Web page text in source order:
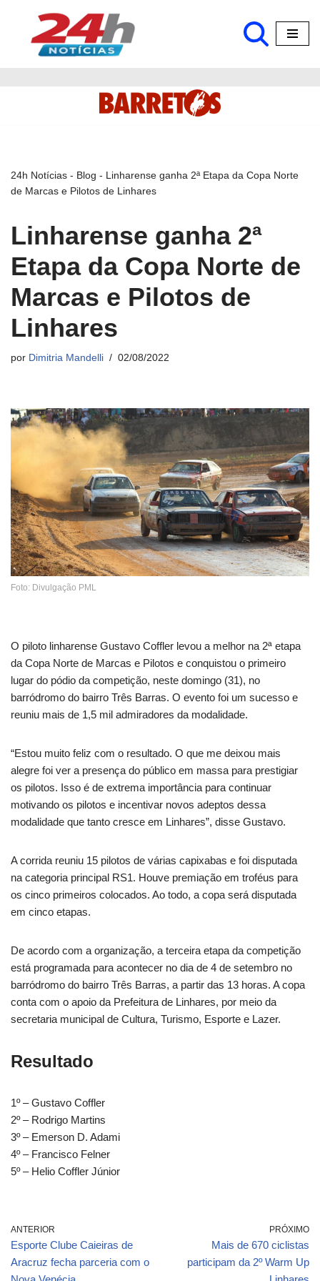
Pular
24h Notícias - Blog - Linharense ganha 2ª Etapa da Copa Norte
de Marcas e Pilotos de Linhares
Linharense ganha 2ª
Etapa da Copa Norte de
Marcas e Pilotos de
Linhares
por Dimitria Mandelli 02/08/2022
Foto: Divulgação PML
O piloto linharense Gustavo Coffler levou a melhor na 2ª etapa
da Copa Norte de Marcas e Pilotos e conquistou o primeiro
lugar do pódio da competição, neste domingo (31), no
barródromo do bairro Três Barras. O evento foi um sucesso e
reuniu mais de 1,5 mil admiradores da modalidade.
“Estou muito feliz com o resultado. O que me deixou mais
alegre foi ver a presença do público em massa para prestigiar
os pilotos. Isso é de extrema importância para continuar
motivando os pilotos e incentivar novos adeptos dessa
modalidade que tanto cresce em Linhares”, disse Gustavo.
A corrida reuniu 15 pilotos de várias capixabas e foi disputada
na categoria principal RS1. Houve premiação em troféus para
os cinco primeiros colocados. Ao todo, a copa será disputada
em cinco etapas.
De acordo com a organização, a terceira etapa da competição
está programada para acontecer no dia de 4 de setembro no
barródromo do bairro Três Barras, a partir das 13 horas. A copa
conta com o apoio da Prefeitura de Linhares, por meio da
secretaria municipal de Cultura, Turismo, Esporte e Lazer.
Resultado
1º – Gustavo Coffler
2º – Rodrigo Martins
3º – Emerson D. Adami
4º – Francisco Felner
5º – Helio Coffler Júnior
ANTERIOR
Esporte Clube Caieiras de
Aracruz fecha parceria com o
PRÓXIMO
Mais de 670 ciclistas
participam da 2º Warm Up